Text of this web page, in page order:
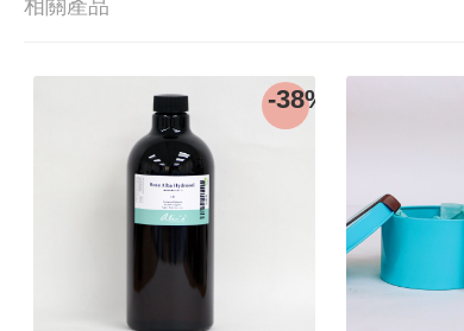
相關產品
-38%